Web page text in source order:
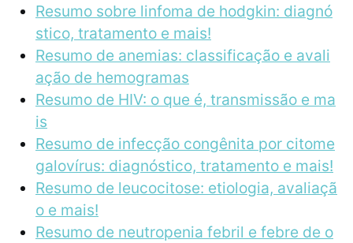
Resumo sobre linfoma de hodgkin: diagnó
stico, tratamento e mais!
Resumo de anemias: classificação e avali
ação de hemogramas
Resumo de HIV: o que é, transmissão e ma
is
Resumo de infecção congênita por citome
galovírus: diagnóstico, tratamento e mais!
Resumo de leucocitose: etiologia, avaliaçã
o e mais!
Resumo de neutropenia febril e febre de o